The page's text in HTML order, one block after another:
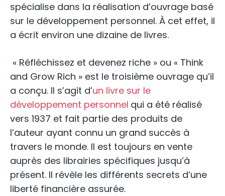
spécialise dans la réalisation d’ouvrage basé
sur le développement personnel. À cet effet, il
a écrit environ une dizaine de livres.
« Réfléchissez et devenez riche » ou « Think
and Grow Rich » est le troisième ouvrage qu’il
a conçu. Il s’agit d’un livre sur le
développement personnel qui a été réalisé
vers 1937 et fait partie des produits de
l’auteur ayant connu un grand succès à
travers le monde. Il est toujours en vente
auprès des librairies spécifiques jusqu’à
présent. Il révèle les différents secrets d’une
liberté financière assurée.